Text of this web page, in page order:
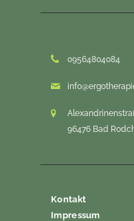
09564804084
96476 Bad
Kontakt
Impressum